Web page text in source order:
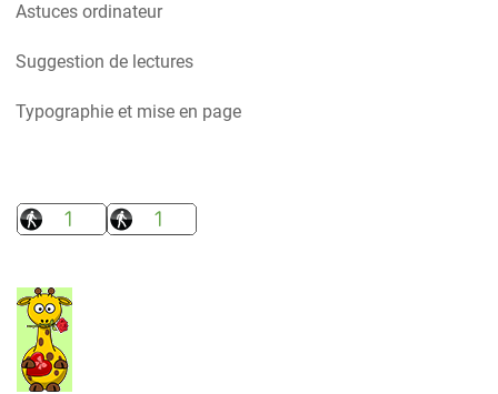
Astuces ordinateur
Suggestion de lectures
Typographie et mise en page